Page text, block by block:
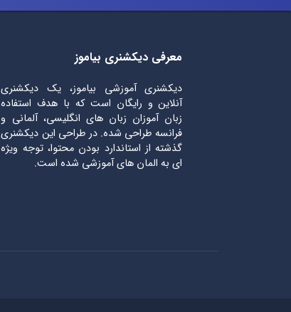
معرفی دیکشنری بیاموز
دیکشنری آموزشی بیاموز، یک دیکشنری
آنلاین و رایگان است که با هدف استفاده
زبان آموزان زبان های انگلیسی، آلمانی و
فرانسه طراحی شده. در طراحی این دیکشنری
گذشته از استاندارد بودن محتوا، توجه ویژه
ای به المان های آموزشی شده است.